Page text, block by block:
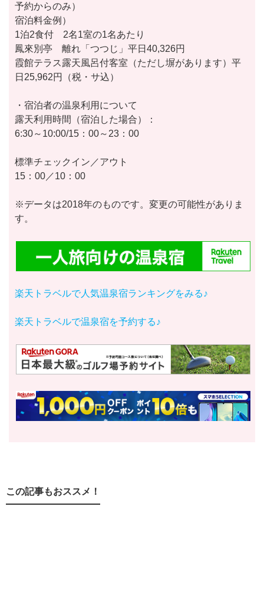
予約からのみ）
宿泊料金例）
1泊2食付 2名1室の1名あたり
鳳來別亭 離れ「つつじ」平日40,326円
霞館テラス露天風呂付客室（ただし塀があります）平
日25,962円（税・サ込）
・宿泊者の温泉利用について
露天利用時間（宿泊した場合）：
6:30～10:00/15：00～23：00
標準チェックイン／アウト
15：00／10：00
※データは2018年のものです。変更の可能性がありま
す。
楽天トラベルで人気温泉宿ランキングをみる♪
楽天トラベルで温泉宿を予約する♪
この記事もおススメ！